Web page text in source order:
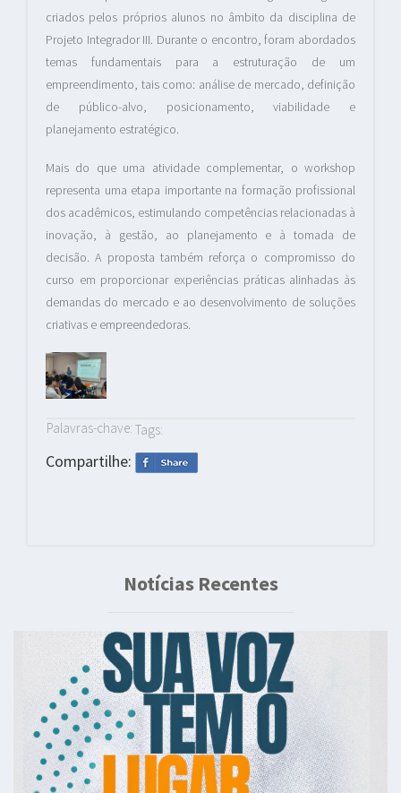
criados pelos próprios alunos no âmbito da disciplina de
Projeto Integrador III. Durante o encontro, foram abordados
temas fundamentais para a estruturação de um
empreendimento, tais como: análise de mercado, definição
de público-alvo, posicionamento, viabilidade e
planejamento estratégico.
Mais do que uma atividade complementar, o workshop
representa uma etapa importante na formação profissional
dos acadêmicos, estimulando competências relacionadas à
inovação, à gestão, ao planejamento e à tomada de
decisão. A proposta também reforça o compromisso do
curso em proporcionar experiências práticas alinhadas às
demandas do mercado e ao desenvolvimento de soluções
criativas e empreendedoras.
Palavras-chave: Tags:
Compartilhe:
Notícias Recentes